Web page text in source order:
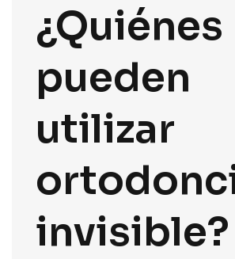
¿Quiénes
pueden
utilizar
invisible?